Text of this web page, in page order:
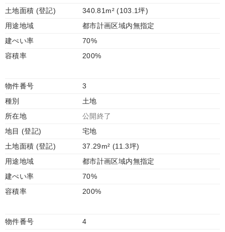
土地面積 (登記)
340.81m² (103.1坪)
用途地域
都市計画区域内無指定
建ぺい率
70%
容積率
200%
物件番号
3
種別
土地
所在地
公開終了
地目 (登記)
宅地
土地面積 (登記)
37.29m² (11.3坪)
用途地域
都市計画区域内無指定
建ぺい率
70%
容積率
200%
物件番号
4